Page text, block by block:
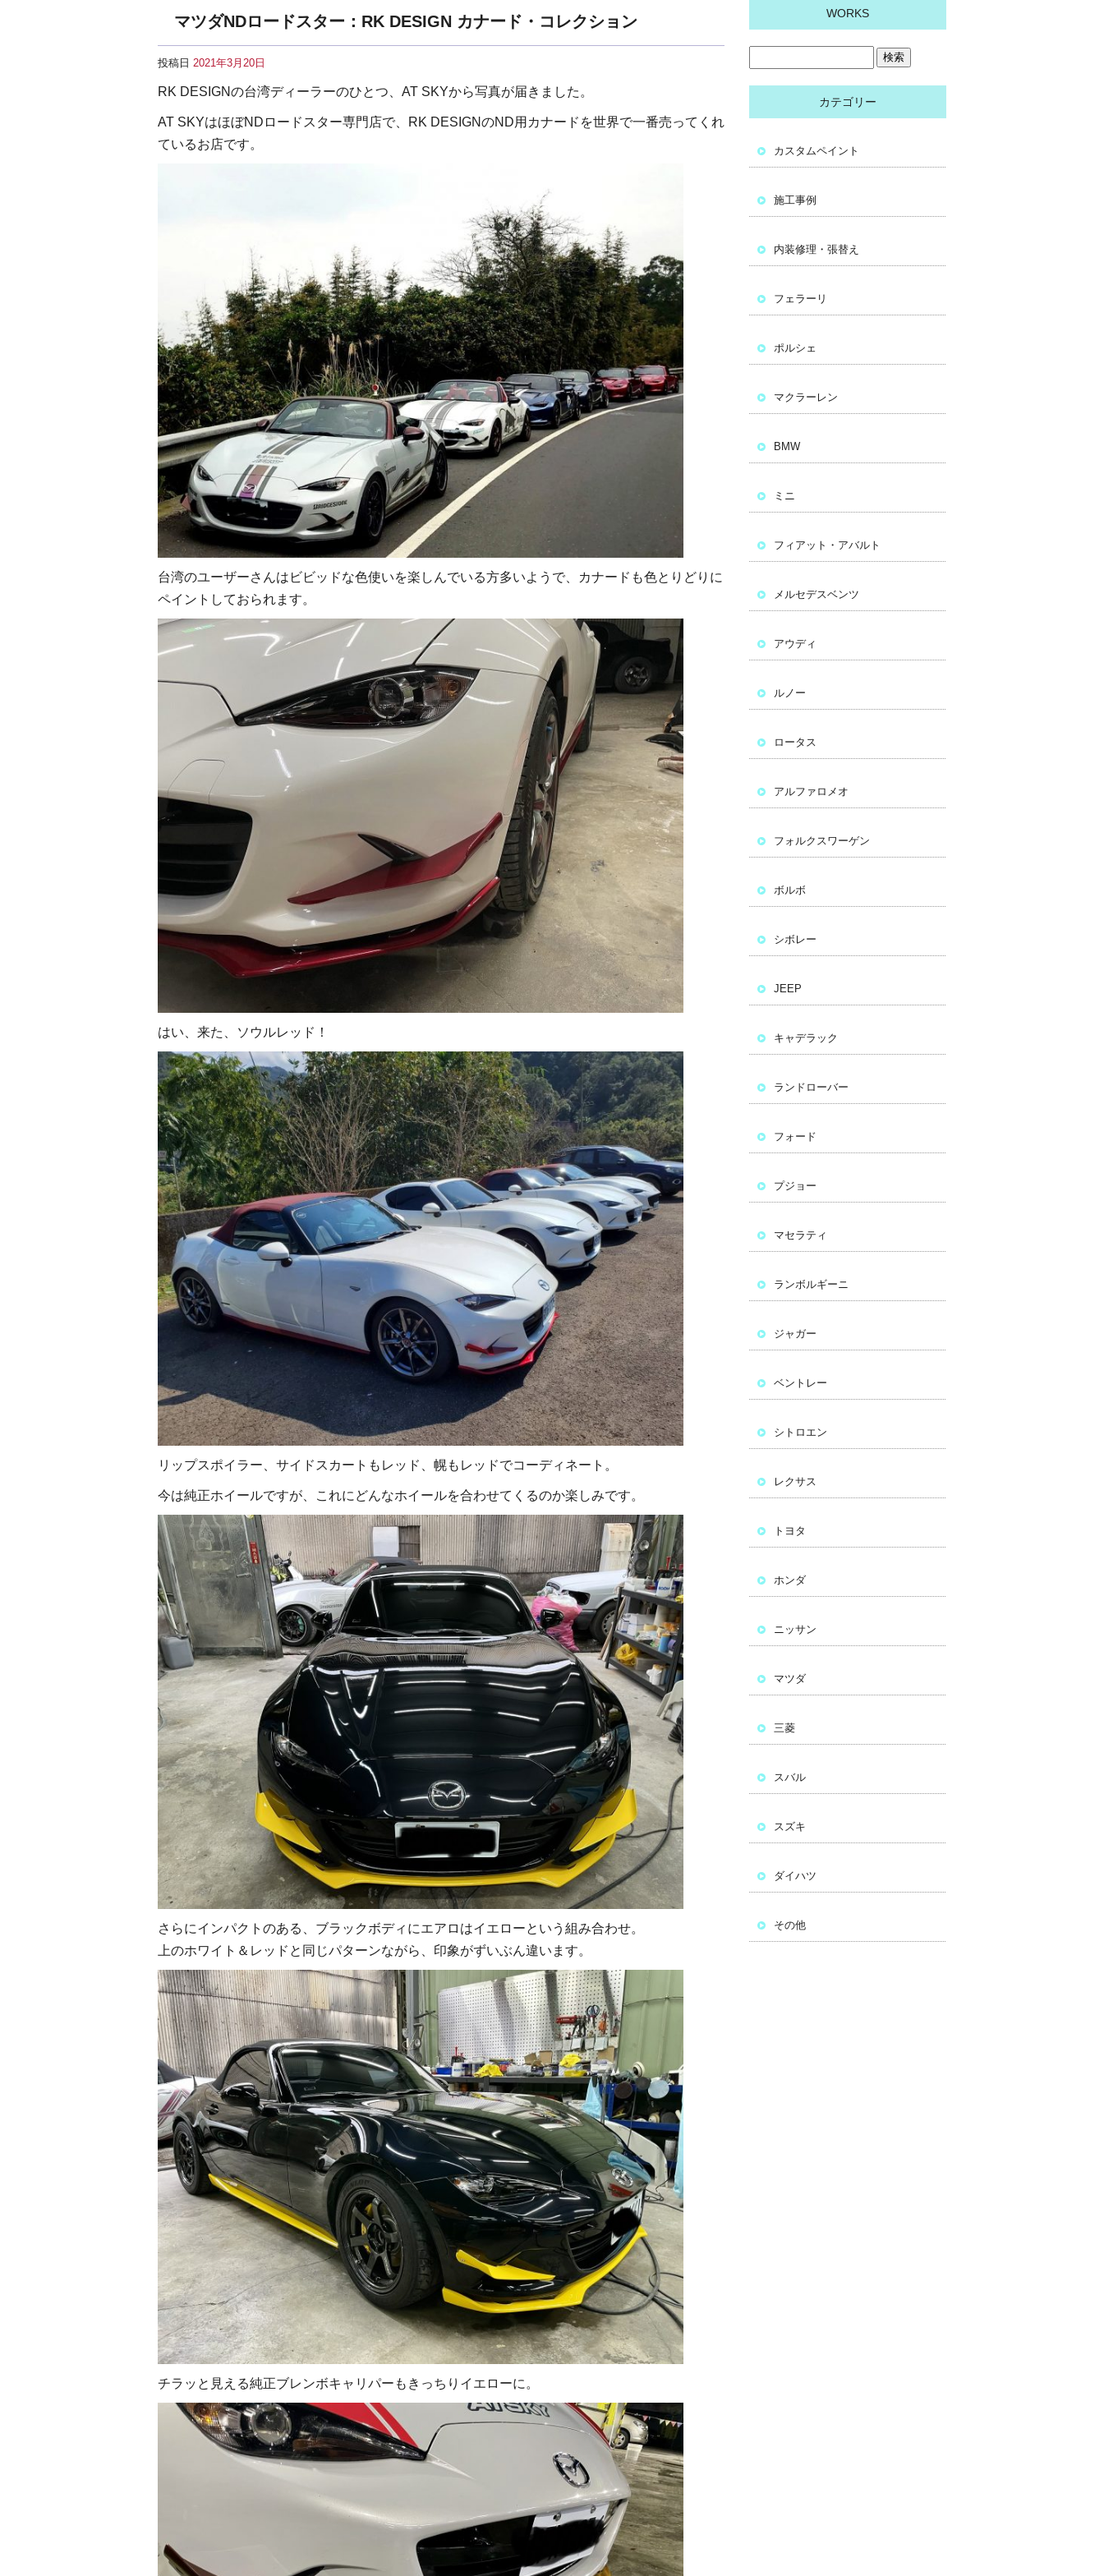
マツダNDロードスター：RK DESIGN カナード・コレクション
投稿日 2021年3月20日
RK DESIGNの台湾ディーラーのひとつ、AT SKYから写真が届きました。
AT SKYはほぼNDロードスター専門店で、RK DESIGNのND用カナードを世界で一番売ってくれ
ているお店です。
台湾のユーザーさんはビビッドな色使いを楽しんでいる方多いようで、カナードも色とりどりに
ペイントしておられます。
はい、来た、ソウルレッド！
リップスポイラー、サイドスカートもレッド、幌もレッドでコーディネート。
今は純正ホイールですが、これにどんなホイールを合わせてくるのか楽しみです。
さらにインパクトのある、ブラックボディにエアロはイエローという組み合わせ。
上のホワイト＆レッドと同じパターンながら、印象がずいぶん違います。
チラッと見える純正ブレンボキャリパーもきっちりイエローに。
WORKS
カテゴリー
カスタムペイント
施工事例
内装修理・張替え
フェラーリ
ポルシェ
マクラーレン
BMW
ミニ
フィアット・アバルト
メルセデスベンツ
アウディ
ルノー
ロータス
アルファロメオ
フォルクスワーゲン
ボルボ
シボレー
JEEP
キャデラック
ランドローバー
フォード
プジョー
マセラティ
ランボルギーニ
ジャガー
ベントレー
シトロエン
レクサス
トヨタ
ホンダ
ニッサン
マツダ
三菱
スバル
スズキ
ダイハツ
その他